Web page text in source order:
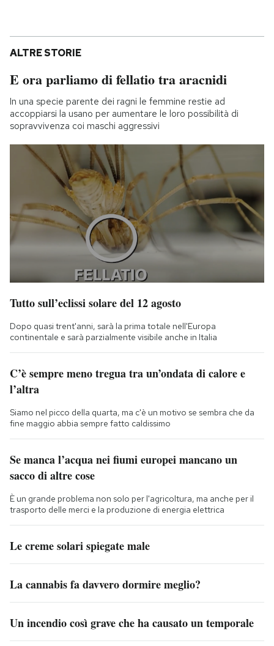
ALTRE STORIE
E ora parliamo di fellatio tra aracnidi
In una specie parente dei ragni le femmine restie ad
accoppiarsi la usano per aumentare le loro possibilità di
sopravvivenza coi maschi aggressivi
Tutto sull’eclissi solare del 12 agosto
Dopo quasi trent'anni, sarà la prima totale nell'Europa
continentale e sarà parzialmente visibile anche in Italia
C’è sempre meno tregua tra un’ondata di calore e
l’altra
Siamo nel picco della quarta, ma c'è un motivo se sembra che da
fine maggio abbia sempre fatto caldissimo
Se manca l’acqua nei fiumi europei mancano un
sacco di altre cose
È un grande problema non solo per l'agricoltura, ma anche per il
trasporto delle merci e la produzione di energia elettrica
Le creme solari spiegate male
La cannabis fa davvero dormire meglio?
Un incendio così grave che ha causato un temporale